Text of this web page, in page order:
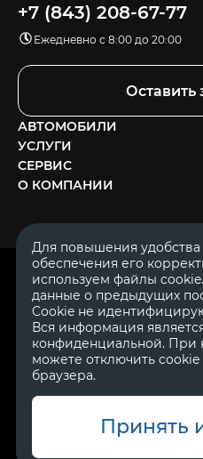
+7 (843) 208-67-77
Ежедневно с 8:00 до 20:00
Оставить
АВТОМОБИЛИ
УСЛУГИ
СЕРВИС
О КОМПАНИИ
© 2007—2026 «Диалог Авто» —
Обращаем Ваше внимание на то,
носит исключительно
каких условиях не является
положениями Статьи 437
Федерации.Для получения
продажам автосалонов Диалог
страховании, техническом
автомобилей, запасных частях,
аксессуарах также
ОГРН 1111644005153
ИНН 1644062657
Для повышения
обеспечения его
используем файлы
данные о предыдущих
Cookie не
Вся информация
конфиденциальной. При
можете отключить
браузера.
Принять